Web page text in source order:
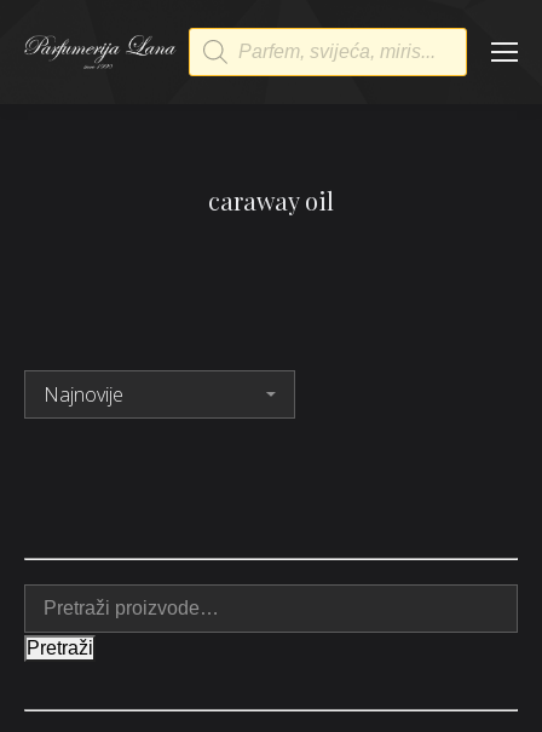
Products
search
caraway oil
Pretraži